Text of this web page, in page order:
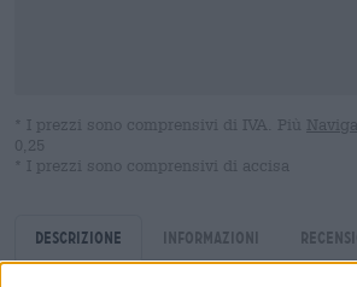
* I prezzi sono comprensivi di IVA. Più
0,25
* I prezzi sono comprensivi di accisa
Descrizione Informazioni